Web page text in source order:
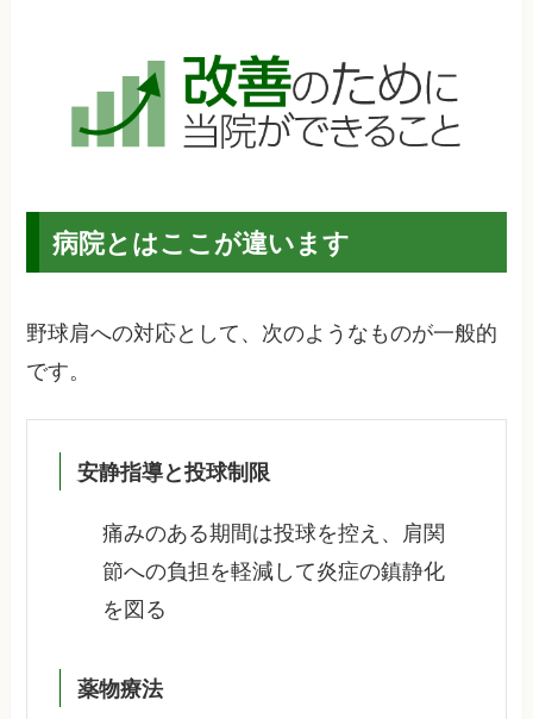
病院とはここが違います
野球肩への対応として、次のようなものが一般的
です。
安静指導と投球制限
痛みのある期間は投球を控え、肩関
節への負担を軽減して炎症の鎮静化
を図る
薬物療法